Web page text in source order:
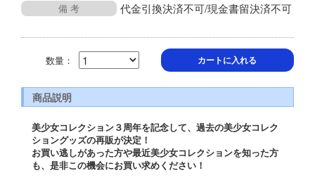
備 考 代金引換決済不可/現金書留決済不可
数量： カートに入れる
商品説明
美少女コレクション３周年を記念して、過去の美少女コレク
ショングッズの再販が決定！
お買い逃しがあった方や最近美少女コレクションを知った方
も、是非この機会にお買い求めください！